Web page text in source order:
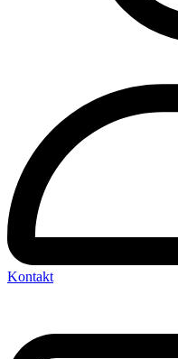
Kontakt